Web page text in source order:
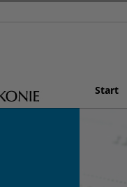
Start